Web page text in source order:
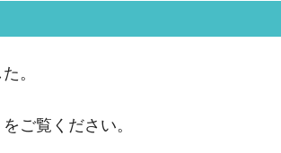
不調」⇒ PSIが示す現況は決して良くない。
。
ご覧ください。